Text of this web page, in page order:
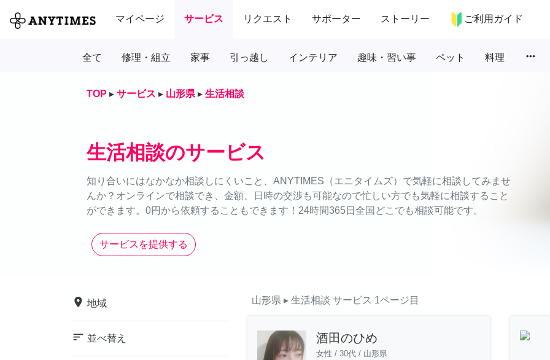
マイページ サービス リクエスト サポーター ストーリー ご利用ガイド
全て 修理・組立 家事 引っ越し インテリア 趣味・習い事 ペット 料理 more_horiz
TOP ▸ サービス ▸ 山形県 ▸ 生活相談
生活相談のサービス
知り合いにはなかなか相談しにくいこと、ANYTIMES（エニタイムズ）で気軽に相談してみませ
んか？オンラインで相談でき、金額、日時の交渉も可能なので忙しい方でも気軽に相談すること
ができます。0円から依頼することもできます！24時間365日全国どこでも相談可能です。
サービスを提供する
place 地域
sort 並べ替え
山形県 ▸ 生活相談 サービス 1ページ目
酒田のひめ
女性 / 30代 / 山形県